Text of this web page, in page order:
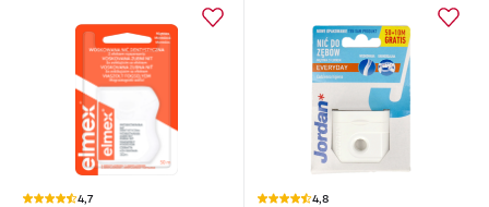
4,7 4,8